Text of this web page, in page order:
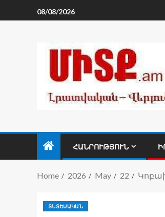
08/08/2026
ՀԱՆՐՈՒԹՅՈՒՆ
Home 2026 May 22
ՏՆՏԵՍԱԿԱՆ